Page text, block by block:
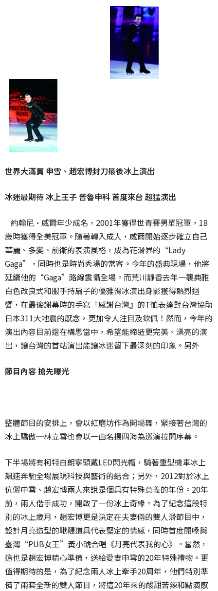
世界大滿貫 申雪、趙宏博封刀最後冰上演出
冰迷最期待 冰上王子 普魯申科 首度來台 超猛演出
約翰尼·威爾年少成名，2001年獲得世青賽男單冠軍，18
歲時獲得全美冠軍。隨著轉入成人，威爾開始逐步確立自己
華麗、多變、前衛的表演風格，成為花滑界的“Lady
Gaga”，同時也是時尚秀場的常客。今年的盛典現場，他將
延續他的“Gaga”路線震懾全場。而荒川靜香去年一襲典雅
白色改良式和服手持扇子的優雅滑冰演出身影獲得熱烈迴
響，在最後謝幕時的手寫『感謝台灣』的T恤表達對台灣協助
日本311大地震的感念，更加令人注目及欽佩！然而，今年的
演出內容目前還在構思當中，希望能締造更完美、漂亮的演
出，讓台灣的首站演出能讓冰迷留下最深刻的印象。另外
節目內容 搶先曝光
整體節目的安排上，會以紅磨坊作為開場舞，緊接著台灣的
冰上驕傲─林立雪也會以一曲名揚四海為巡演拉開序幕。
下半場將有柯特白朗寧頭戴LED閃光帽，騎著重型機車冰上
飆速奔馳全場展現科技與藝術的結合；另外，2012對於冰上
伉儷申雪、趙宏博兩人來說是個具有特殊意義的年份。20年
前，兩人偕手成功，開啟了一份冰上奇緣。為了紀念這段特
別的冰上歲月，趙宏博更是決定在夫妻倆的雙人滑節目中，
設計月亮造型的鞦韆道具代表堅定的情感，同時首度開嗓與
臺灣“PUB女王”黃小琥合唱《月亮代表我的心》。當然，
這也是趙宏博精心準備，送給愛妻申雪的20年特殊禮物。更
值得期待的是，為了紀念兩人冰上牽手20周年，他們特別準
備了兩套全新的雙人節目，將這20年來的酸甜苦辣和點滴感